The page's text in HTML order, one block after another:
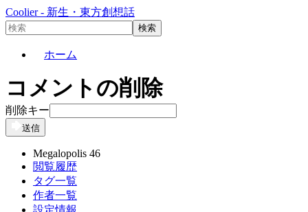
Coolier - 新生・東方創想話
ホーム
コメントの削除
削除キー
送信
Megalopolis 46
閲覧履歴
タグ一覧
作者一覧
設定情報